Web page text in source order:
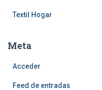
Textil Hogar
Meta
Acceder
Feed de entradas